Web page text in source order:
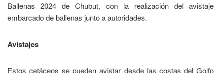
Ballenas 2024 de Chubut, con la realización del avistaje
embarcado de ballenas junto a autoridades.
Avistajes
Estos cetáceos se pueden avistar desde las costas del Golfo